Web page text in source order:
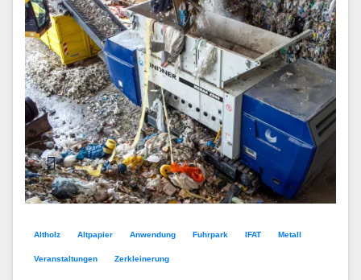
Altholz Altpapier Anwendung Fuhrpark IFAT Metall
Veranstaltungen Zerkleinerung